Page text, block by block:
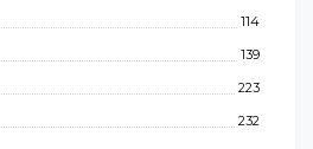
114
139
223
232